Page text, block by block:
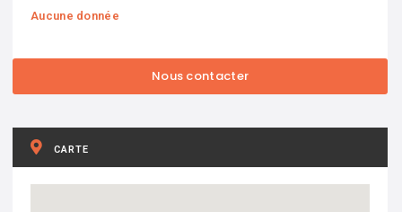
Aucune donnée
CARTE